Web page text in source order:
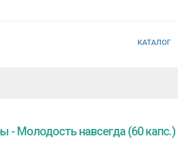
КАТАЛОГ
- Молодость навсегда (60 капс.)